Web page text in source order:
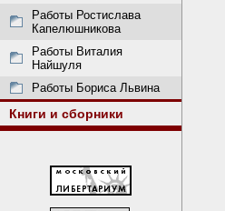
Работы Ростислава
Капелюшникова
Работы Виталия
Найшуля
Работы Бориса Львина
Книги и сборники